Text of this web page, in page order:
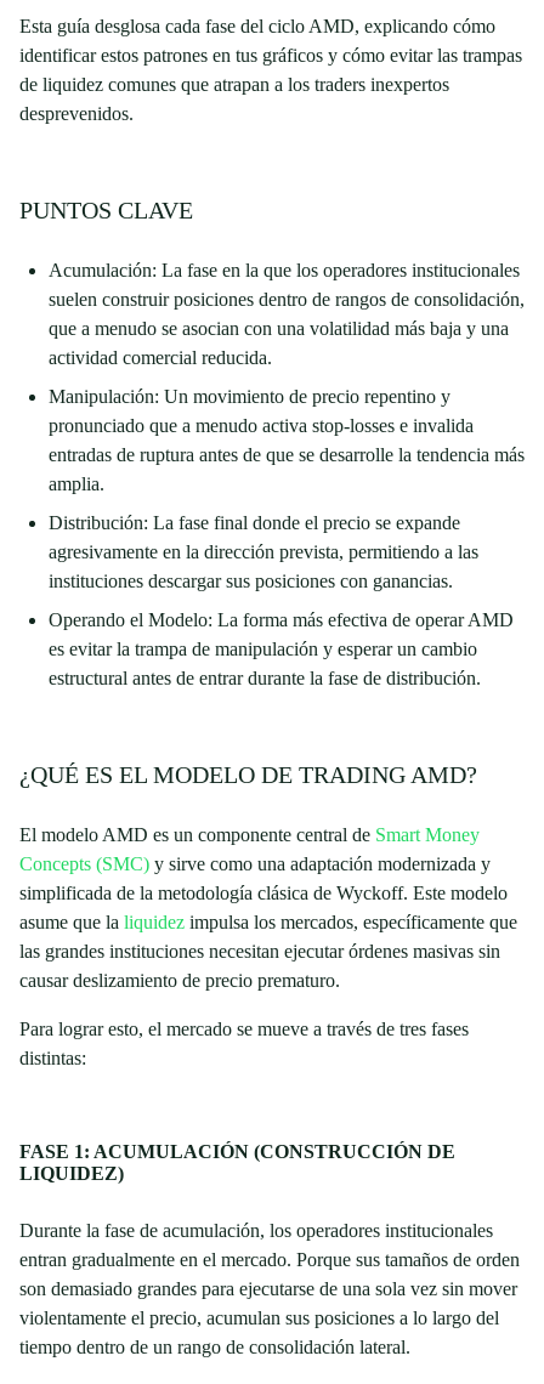
Esta guía desglosa cada fase del ciclo AMD, explicando cómo
identificar estos patrones en tus gráficos y cómo evitar las trampas
de liquidez comunes que atrapan a los traders inexpertos
desprevenidos.
PUNTOS CLAVE
Acumulación: La fase en la que los operadores institucionales
suelen construir posiciones dentro de rangos de consolidación,
que a menudo se asocian con una volatilidad más baja y una
actividad comercial reducida.
Manipulación: Un movimiento de precio repentino y
pronunciado que a menudo activa stop-losses e invalida
entradas de ruptura antes de que se desarrolle la tendencia más
amplia.
Distribución: La fase final donde el precio se expande
agresivamente en la dirección prevista, permitiendo a las
instituciones descargar sus posiciones con ganancias.
Operando el Modelo: La forma más efectiva de operar AMD
es evitar la trampa de manipulación y esperar un cambio
estructural antes de entrar durante la fase de distribución.
¿QUÉ ES EL MODELO DE TRADING AMD?
El modelo AMD es un componente central de Smart Money
Concepts (SMC) y sirve como una adaptación modernizada y
simplificada de la metodología clásica de Wyckoff. Este modelo
asume que la liquidez impulsa los mercados, específicamente que
las grandes instituciones necesitan ejecutar órdenes masivas sin
causar deslizamiento de precio prematuro.
Para lograr esto, el mercado se mueve a través de tres fases
distintas:
FASE 1: ACUMULACIÓN (CONSTRUCCIÓN DE
LIQUIDEZ)
Durante la fase de acumulación, los operadores institucionales
entran gradualmente en el mercado. Porque sus tamaños de orden
son demasiado grandes para ejecutarse de una sola vez sin mover
violentamente el precio, acumulan sus posiciones a lo largo del
tiempo dentro de un rango de consolidación lateral.